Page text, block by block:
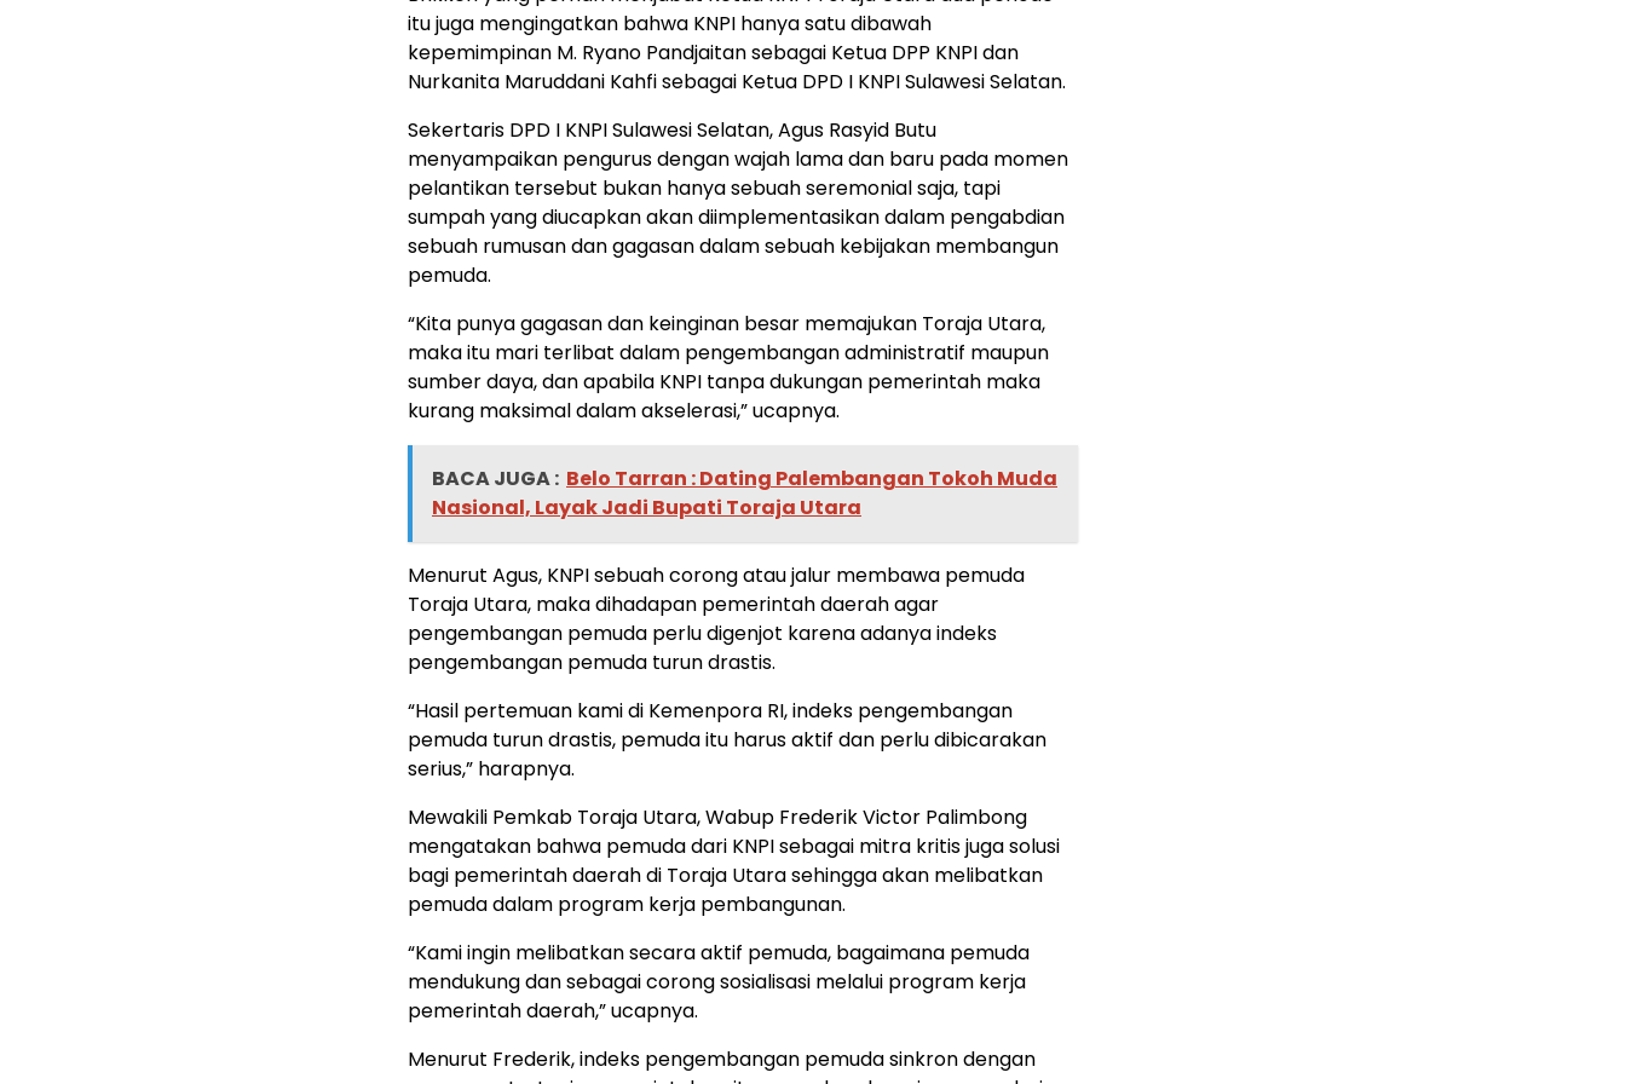
itu juga mengingatkan bahwa KNPI hanya satu dibawah
kepemimpinan M. Ryano Pandjaitan sebagai Ketua DPP KNPI dan
Nurkanita Maruddani Kahfi sebagai Ketua DPD I KNPI Sulawesi Selatan.
Sekertaris DPD I KNPI Sulawesi Selatan, Agus Rasyid Butu
menyampaikan pengurus dengan wajah lama dan baru pada momen
pelantikan tersebut bukan hanya sebuah seremonial saja, tapi
sumpah yang diucapkan akan diimplementasikan dalam pengabdian
sebuah rumusan dan gagasan dalam sebuah kebijakan membangun
pemuda.
“Kita punya gagasan dan keinginan besar memajukan Toraja Utara,
maka itu mari terlibat dalam pengembangan administratif maupun
sumber daya, dan apabila KNPI tanpa dukungan pemerintah maka
kurang maksimal dalam akselerasi,” ucapnya.
BACA JUGA : Belo Tarran : Dating Palembangan Tokoh Muda
Nasional, Layak Jadi Bupati Toraja Utara
Menurut Agus, KNPI sebuah corong atau jalur membawa pemuda
Toraja Utara, maka dihadapan pemerintah daerah agar
pengembangan pemuda perlu digenjot karena adanya indeks
pengembangan pemuda turun drastis.
“Hasil pertemuan kami di Kemenpora RI, indeks pengembangan
pemuda turun drastis, pemuda itu harus aktif dan perlu dibicarakan
serius,” harapnya.
Mewakili Pemkab Toraja Utara, Wabup Frederik Victor Palimbong
mengatakan bahwa pemuda dari KNPI sebagai mitra kritis juga solusi
bagi pemerintah daerah di Toraja Utara sehingga akan melibatkan
pemuda dalam program kerja pembangunan.
“Kami ingin melibatkan secara aktif pemuda, bagaimana pemuda
mendukung dan sebagai corong sosialisasi melalui program kerja
pemerintah daerah,” ucapnya.
Menurut Frederik, indeks pengembangan pemuda sinkron dengan